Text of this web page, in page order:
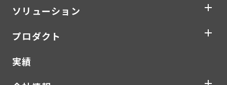
ソリューション
プロダクト
実績